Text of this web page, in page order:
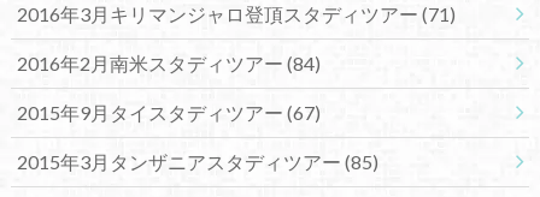
2016年3月キリマンジャロ登頂スタディツアー (71)
2016年2月南米スタディツアー (84)
2015年9月タイスタディツアー (67)
2015年3月タンザニアスタディツアー (85)